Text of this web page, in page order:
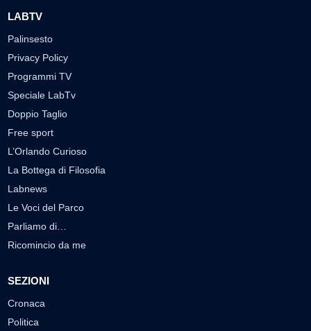
LABTV
Palinsesto
Privacy Policy
Programmi TV
Speciale LabTv
Doppio Taglio
Free sport
L’Orlando Curioso
La Bottega di Filosofia
Labnews
Le Voci del Parco
Parliamo di…
Ricomincio da me
SEZIONI
Cronaca
Politica